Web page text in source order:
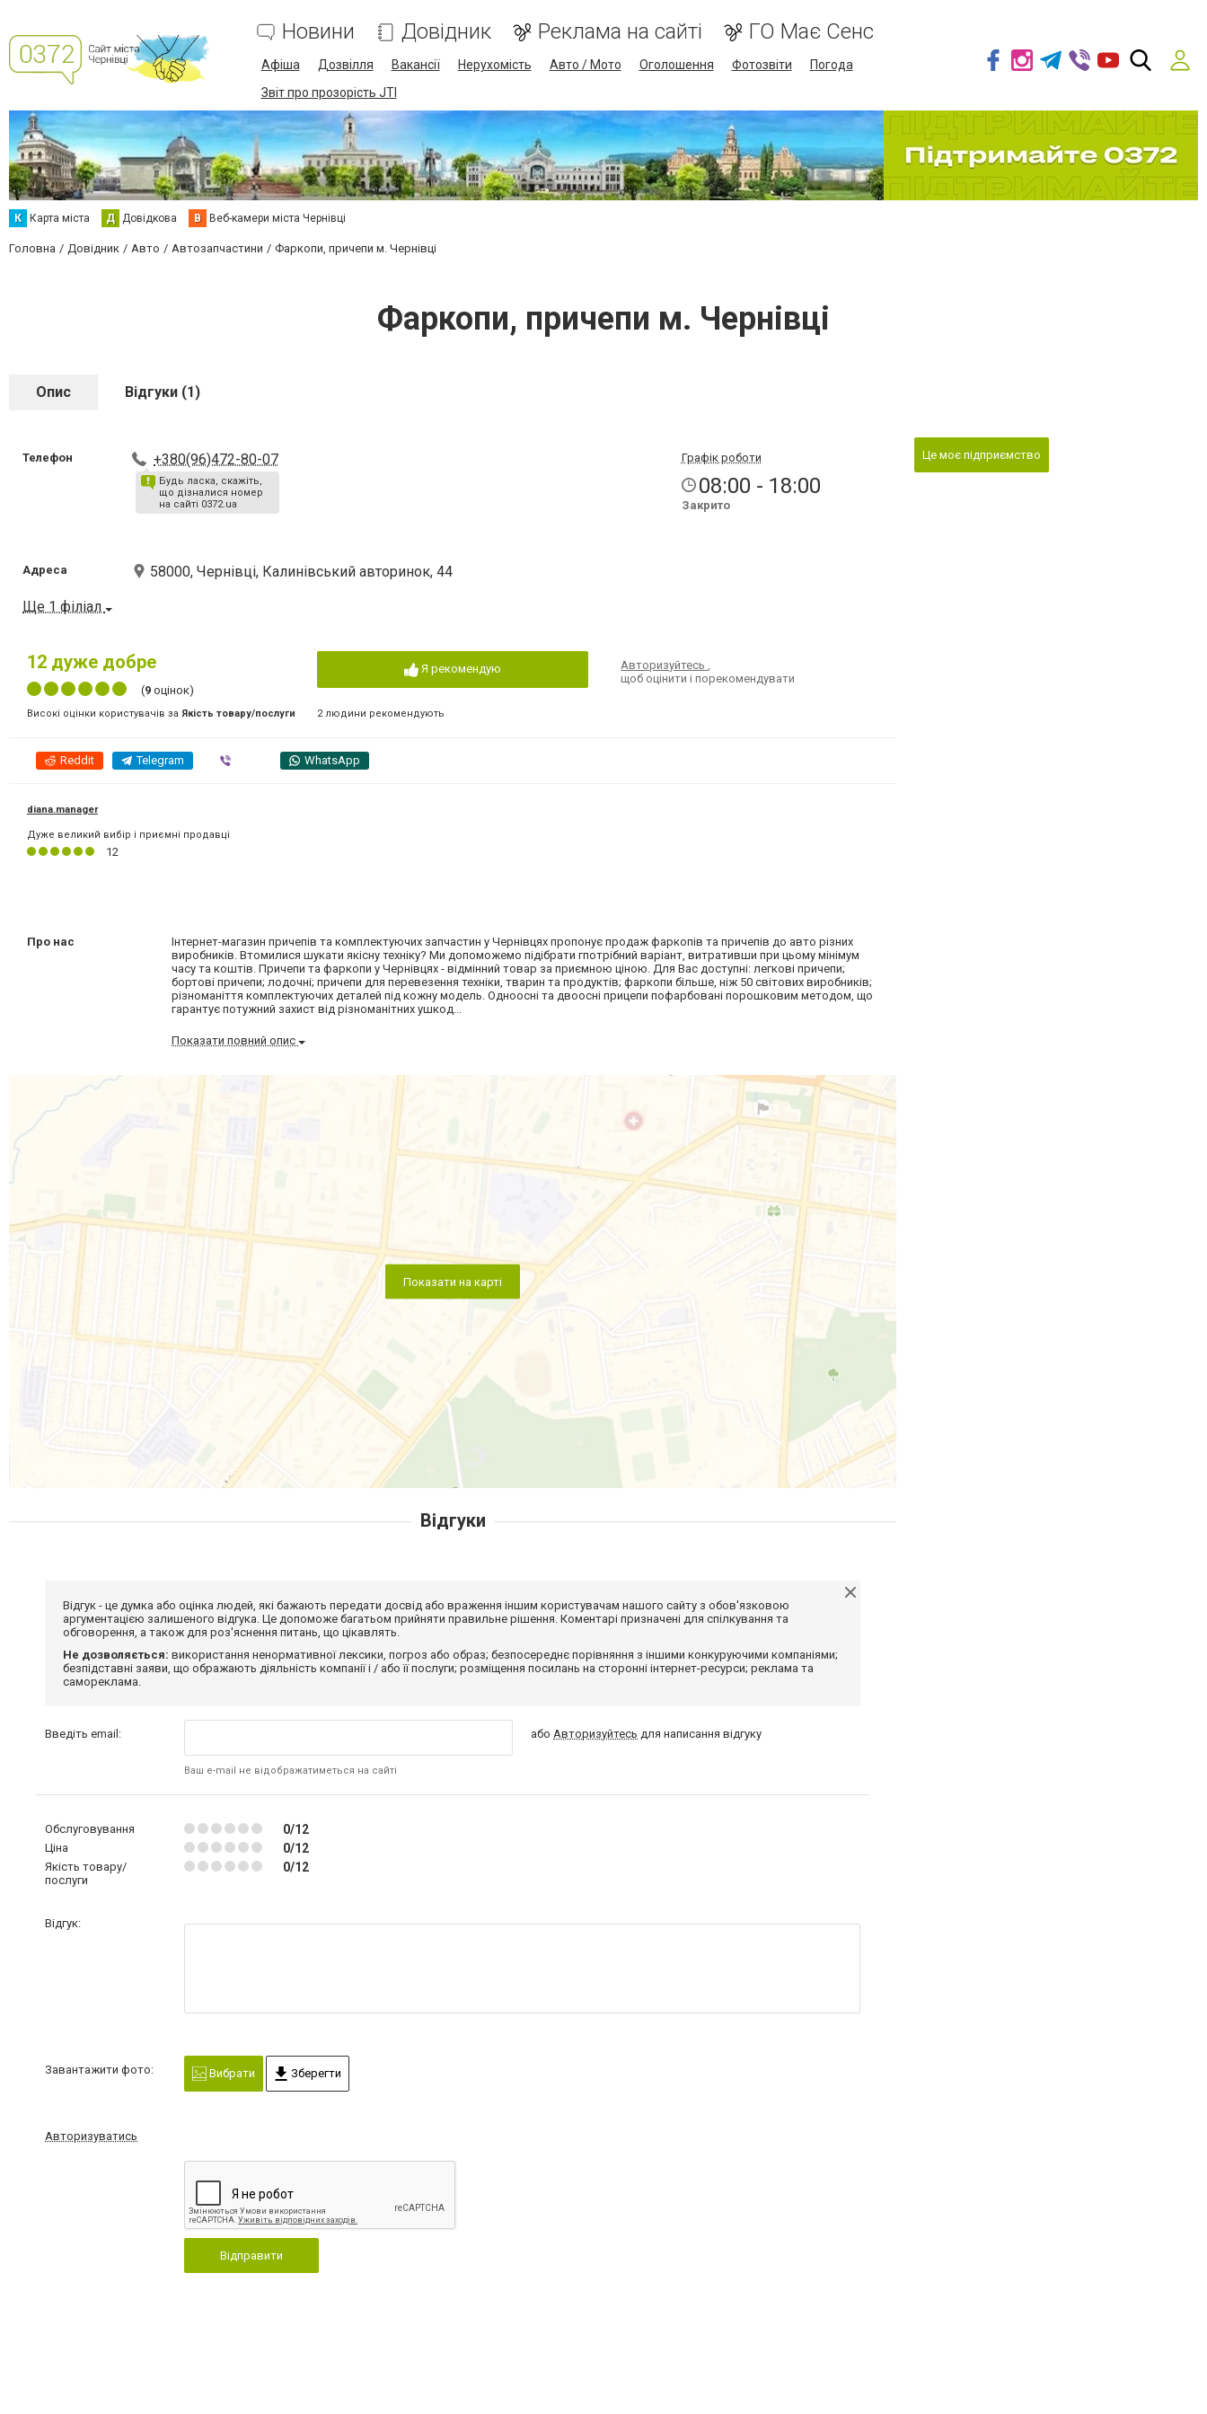
Новини Довідник Реклама на сайті ГО Має Сенс
Афіша Дозвілля Вакансії Нерухомість Авто / Мото Оголошення Фотозвіти
Погода
Звіт про прозорість JTI
К Карта міста Д Довідкова В Веб-камери міста Чернівці
Головна Довідник Авто Автозапчастини Фаркопи, причепи м. Чернівці
Фаркопи, причепи м. Чернівці
Опис Відгуки (1)
Телефон +380(96)472-80-07
Будь ласка, скажіть,
що дізналися номер
на сайті 0372.ua
Графік роботи
08:00 - 18:00
Закрито
Адреса 58000, Чернівці, Калинівський авторинок, 44
Ще 1 філіал
12 дуже добре
(9 оцінок)
Високі оцінки користувачів за Якість товару/послуги
Я рекомендую
2 людини рекомендують
Авторизуйтесь,
щоб оцінити і порекомендувати
Reddit Telegram WhatsApp
diana.manager
Дуже великий вибір і приємні продавці
12
Про нас
Інтернет-магазин причепів та комплектуючих запчастин у Чернівцях пропонує продаж фаркопів та причепів до авто різних
виробників. Втомилися шукати якісну техніку? Ми допоможемо підібрати гпотрібний варіант, витративши при цьому мінімум
часу та коштів. Причепи та фаркопи у Чернівцях - відмінний товар за приємною ціною. Для Вас доступні: легкові причепи;
бортові причепи; лодочні; причепи для перевезення техніки, тварин та продуктів; фаркопи більше, ніж 50 світових виробників;
різноманіття комплектуючих деталей під кожну модель. Одноосні та двоосні прицепи пофарбовані порошковим методом, що
гарантує потужний захист від різноманітних ушкод...
Показати повний опис
Показати на карті
Це моє підприємство
Відгуки
Відгук - це думка або оцінка людей, які бажають передати досвід або враження іншим користувачам нашого сайту з обов'язковою
аргументацією залишеного відгука. Це допоможе багатьом прийняти правильне рішення. Коментарі призначені для спілкування та
обговорення, а також для роз'яснення питань, що цікавлять.
Не дозволяється: використання ненормативної лексики, погроз або образ; безпосереднє порівняння з іншими конкуруючими компаніями;
безпідставні заяви, що ображають діяльність компанії і / або її послуги; розміщення посилань на сторонні інтернет-ресурси; реклама та
самореклама.
Введіть email:
Ваш e-mail не відображатиметься на сайті
або Авторизуйтесь для написання відгуку
Обслуговування 0/12
Ціна 0/12
Якість товару/
послуги
0/12
Відгук:
Завантажити фото: Вибрати Зберегти
Авторизуватись
Відправити